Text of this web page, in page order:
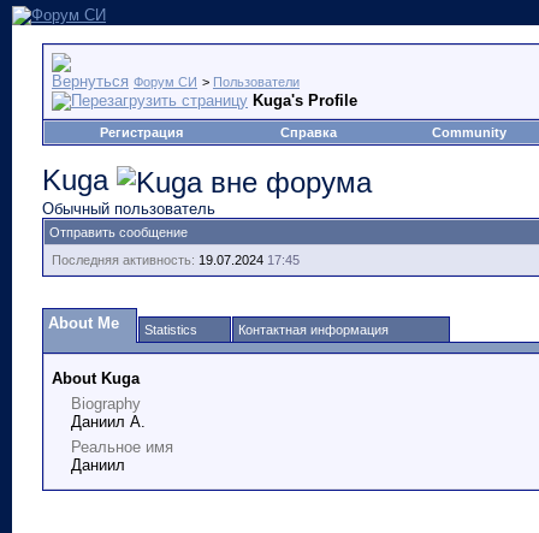
Форум СИ > Пользователи
Kuga's Profile
Регистрация Справка Community
Kuga
Обычный пользователь
Отправить сообщение
Последняя активность: 19.07.2024 17:45
About Me Statistics Контактная информация
About Kuga
Biography
Даниил А.
Реальное имя
Даниил